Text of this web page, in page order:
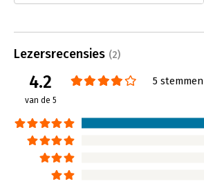
leiderschap uit z'n exclusieve ivoren
Lees verder
Lezersrecensies (2)
4.2
van de 5
5 stemmen